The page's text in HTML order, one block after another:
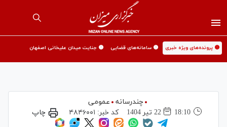
🟡 پرونده‌های ویژه خبری 🟡 سامانه‌های قضایی 🟡 جنایت میدان علیخانی اصفهان
چندرسانه
عمومی
18:10
22 تير 1404 کد خبر: ۴۸۴۶۰۰۱ چاپ